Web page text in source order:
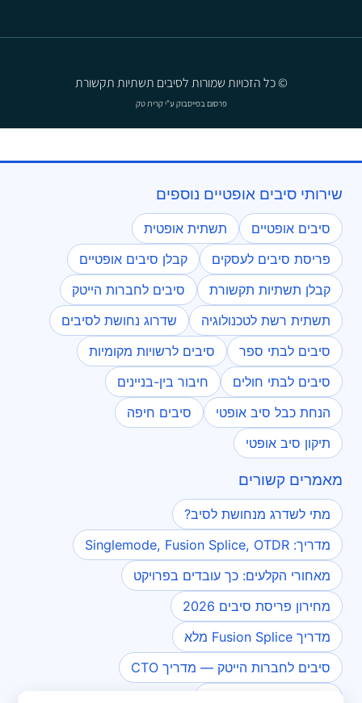
© כל הזכויות שמורות לסיבים תשתיות תקשורת
פרסום בפייסבוק ע"י קרית טק
שירותי סיבים אופטיים נוספים
סיבים אופטיים
תשתית אופטית
פריסת סיבים לעסקים
קבלן סיבים אופטיים
קבלן תשתיות תקשורת
סיבים לחברות הייטק
תשתית רשת לטכנולוגיה
שדרוג נחושת לסיבים
סיבים לבתי ספר
סיבים לרשויות מקומיות
סיבים לבתי חולים
חיבור בין-בניינים
הנחת כבל סיב אופטי
סיבים חיפה
תיקון סיב אופטי
מאמרים קשורים
מתי לשדרג מנחושת לסיב?
מדריך: Singlemode, Fusion Splice, OTDR
מאחורי הקלעים: כך עובדים בפרויקט
מחירון פריסת סיבים 2026
מדריך Fusion Splice מלא
סיבים לחברות הייטק — מדריך CTO